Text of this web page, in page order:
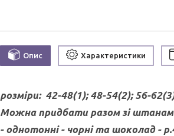
Опис Характеристики
розміри: 42-48(1); 48-54(2); 56-
Можна придбати разом зі
- однотонні - чорні та шоколад -